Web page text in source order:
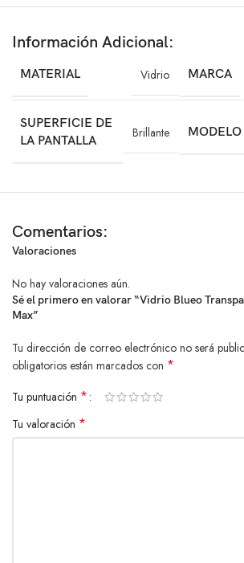
Además, cuenta con tecnología antiarañazos,
burbujas y un ajuste perfecto desde el primer
Respaldado por testimonios de clientes satisfechos
experimentado la protección incomparable del
conformes con menos cuando se trata de
protección de tu dispositivo al siguiente nivel.
Información Adicional:
MATERIAL Vidrio MARCA
SUPERFICIE DE
LA PANTALLA
Brillante MODELO
Comentarios:
Valoraciones
No hay valoraciones aún.
Sé el primero en valorar “Vidrio Blueo
Max”
Tu dirección de correo electrónico no será
obligatorios están marcados con *
Tu puntuación *
Tu valoración *